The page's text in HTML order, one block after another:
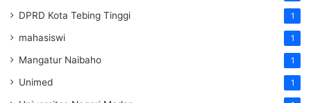
DPRD Kota Tebing Tinggi 1
mahasiswi 1
Mangatur Naibaho 1
Unimed 1